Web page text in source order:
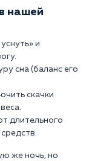
нашей
и
сна (баланс его
скачки
длительного
же ночь, но